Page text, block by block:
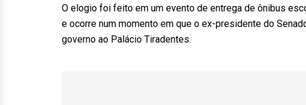
O elogio foi feito em um evento de entrega de ônibus
e ocorre num momento em que o ex-presidente do
governo ao Palácio Tiradentes.